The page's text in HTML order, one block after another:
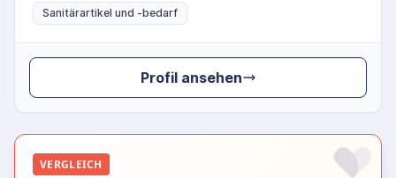
Sanitärartikel und -bedarf
Profil ansehen
VERGLEICH